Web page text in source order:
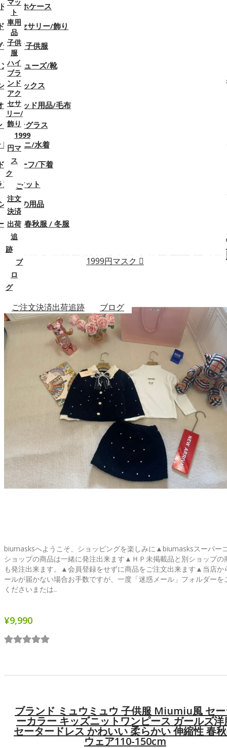
ト
車用
品
子供
服
ハイ
ブラ
ンド
アク
セサ
リー/
飾り
1999
円マ
ス
ク
ご
注文
決済
出荷
追
跡
ブ
ロ
グ
スマホケース
アクセサリー/飾り
ランド子供服
ドシューズ/靴
ド ソックス
ル/ベッド用品/毛布
ドサングラス
ビキニ/水着
ブリーフ/下着
ンドマット
ド車の用品
カー/ 春秋服 / 冬服
1999円マスク
ご注文決済出荷追跡 ブログ
MiuMiu/ミュウミュウブラ
ンド子供服
ブランドミュウミュウ tシャツ MiuMiu 子供服 カット
ソー コピー ズボン スーツはシンプルでファッション
ザインなので、カジュアル 上質キッズ服が男女を問わ
ずご愛用いただきます。
比較リスト (0)
ミュウミュウ MiuMiuハイブランド女の子 T
ツ 中綿コート ミニスカート 3点セット 洋服
セット 子供服 セットアップ 洋服 長袖 綿コー
トップス パール付き ドレス 90-140cm
biumasksへようこそ、ショッピングを楽しみに▲biumasksスーパー
ショップの商品は一緒に発注出来ます▲ＨＰ未掲載品と別ショップの
も発注出来ます。▲会員登録をせずに商品をご注文出来ます▲当店か
ールが届かない場合お手数ですが、一度「迷惑メール」フォルダーを
くださいまたは..
¥9,990
ブランド ミュウミュウ 子供服 Miumiu風 セ
ーカラー キッズニットワンピース ガールズ洋
セータードレス かわいい 柔らかい 伸縮性 春
ウェア110-150cm